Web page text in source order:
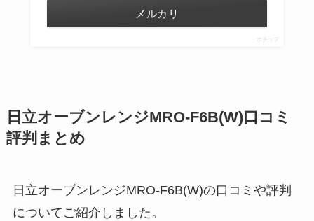
メルカリ
ポチップ
日立オーブンレンジMRO-F6B(W)口コミ
評判まとめ
日立オーブンレンジMRO-F6B(W)の口コミや評判
についてご紹介しました。